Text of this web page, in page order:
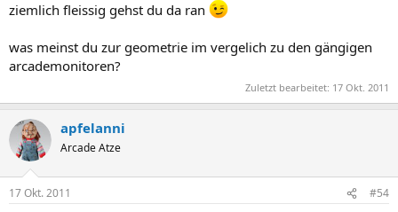
ziemlich fleissig gehst du da ran
was meinst du zur geometrie im vergelich zu den gängigen
arcademonitoren?
Zuletzt bearbeitet: 17 Okt. 2011
apfelanni
Arcade Atze
17 Okt. 2011 #54